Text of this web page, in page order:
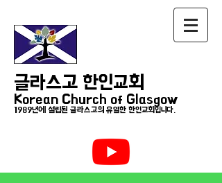
글라스고 한인교회
Korean Church of Glasgow
1989년에 설립된 글라스고의 유일한 한인교회입니다.